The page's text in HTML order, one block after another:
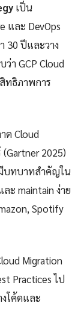
เป็น
และ DevOps
30 ปีและวาง
า GCP Cloud
ทธิภาพการ
ด Cloud
2025)
มีบทบาทสำคัญใน
ะ maintain ง่าย
Spotify
Migration
Practices ไป
โค้ดและ